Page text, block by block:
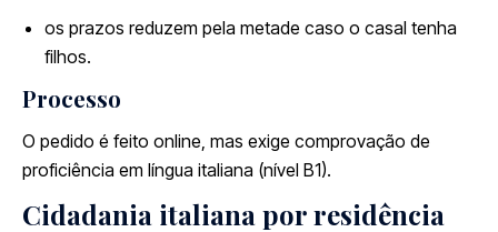
os prazos reduzem pela metade caso o casal tenha
filhos.
Processo
O pedido é feito online, mas exige comprovação de
proficiência em língua italiana (nível B1).
Cidadania italiana por residência